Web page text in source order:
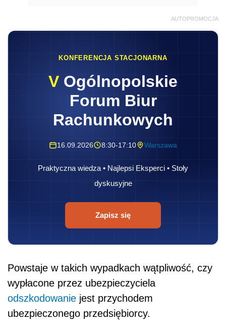
AUTOPROMOCJA
KONFERENCJA STACJONARNA
V Ogólnopolskie
Forum Biur
Rachunkowych
16.09.2026 8:30-17:10 Warszawa
Praktyczna wiedza • Najlepsi Eksperci • Stoły
dyskusyjne
Zapisz się
Powstaje w takich wypadkach wątpliwość, czy
wypłacone przez ubezpieczyciela
odszkodowanie jest przychodem
ubezpieczonego przedsiębiorcy.